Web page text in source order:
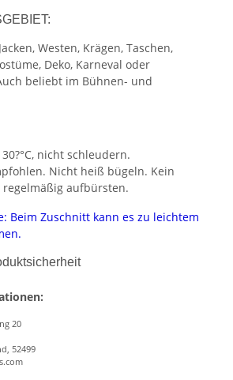
Westen, Krägen, Taschen,
Deko, Karneval oder
beliebt im Bühnen- und
nicht schleudern.
Nicht heiß bügeln. Kein
regelmäßig aufbürsten.
Beim Zuschnitt kann es zu leichtem
20
52499